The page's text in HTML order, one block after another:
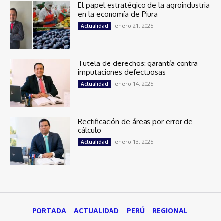
El papel estratégico de la agroindustria
en la economía de Piura
Actualidad enero 21, 2025
Tutela de derechos: garantía contra
imputaciones defectuosas
Actualidad enero 14, 2025
Rectificación de áreas por error de
cálculo
Actualidad enero 13, 2025
PORTADA ACTUALIDAD PERÚ
REGIONAL